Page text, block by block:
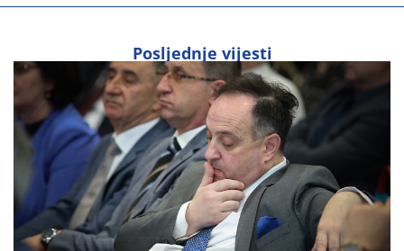
Posljednje vijesti